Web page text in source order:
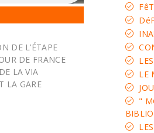
DE L’ÉTAPE
DE FRANCE
LA VIA
LA GARE
LE
"